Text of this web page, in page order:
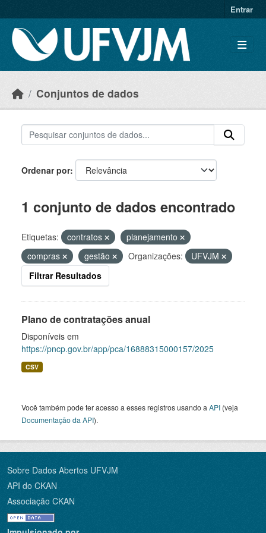
Entrar
Conjuntos de dados
Ordenar por
1 conjunto de dados encontrado
Etiquetas: contratos
planejamento
compras
gestão Organizações:
UFVJM
Filtrar Resultados
Plano de contratações anual
Disponíveis em
https://pncp.gov.br/app/pca/16888315000157/2025
CSV
Você também pode ter acesso a esses registros usando a API (veja
Documentação da API).
Sobre Dados Abertos UFVJM
API do CKAN
Associação CKAN